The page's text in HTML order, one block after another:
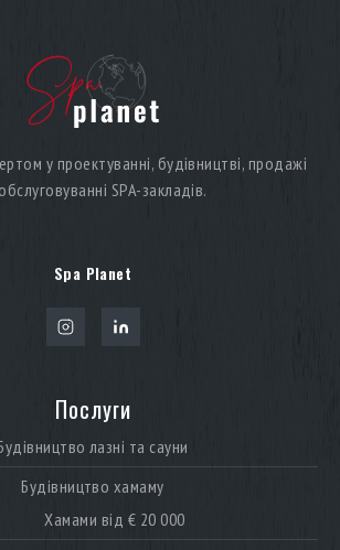
у проектуванні, будівництві, продажі
SPA-закладів.
Spa Planet
Послуги
лазні та сауни
Будівництво хамаму
Хамами від € 20 000